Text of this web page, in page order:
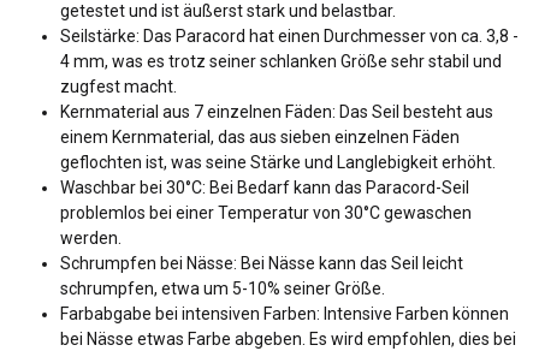
getestet und ist äußerst stark und belastbar.
Seilstärke: Das Paracord hat einen Durchmesser von ca. 3,8 -
4 mm, was es trotz seiner schlanken Größe sehr stabil und
zugfest macht.
Kernmaterial aus 7 einzelnen Fäden: Das Seil besteht aus
einem Kernmaterial, das aus sieben einzelnen Fäden
geflochten ist, was seine Stärke und Langlebigkeit erhöht.
Waschbar bei 30°C: Bei Bedarf kann das Paracord-Seil
problemlos bei einer Temperatur von 30°C gewaschen
werden.
Schrumpfen bei Nässe: Bei Nässe kann das Seil leicht
schrumpfen, etwa um 5-10% seiner Größe.
Farbabgabe bei intensiven Farben: Intensive Farben können
bei Nässe etwas Farbe abgeben. Es wird empfohlen, dies bei